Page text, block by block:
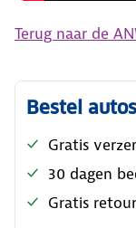
Terug naar de
Bestel
Gratis
30 dagen
Gratis